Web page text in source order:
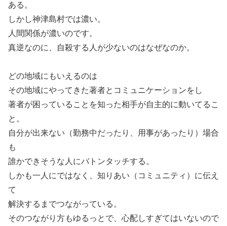
ある。
しかし神津島村では濃い。
人間関係が濃いのです。
真逆なのに、自殺する人が少ないのはなぜなのか。
どの地域にもいえるのは
その地域にやってきた著者とコミュニケーションをし
著者が困っていることを知った相手が自主的に動いてるこ
と。
自分が出来ない（勤務中だったり、用事があったり）場合
も
誰かできそうな人にバトンタッチする。
しかも一人にではなく、知りあい（コミュニティ）に伝え
て
解決するまでつながっている。
そのつながり方もゆるっとで、心配しすぎてはいないので